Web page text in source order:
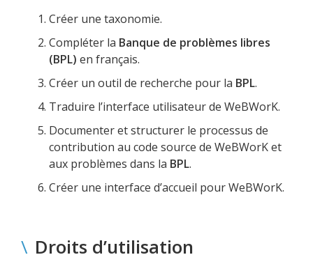
Créer une taxonomie.
Compléter la Banque de problèmes libres
(BPL) en français.
Créer un outil de recherche pour la BPL.
Traduire l’interface utilisateur de WeBWorK.
Documenter et structurer le processus de
contribution au code source de WeBWorK et
aux problèmes dans la BPL.
Créer une interface d’accueil pour WeBWorK.
\ Droits d’utilisation